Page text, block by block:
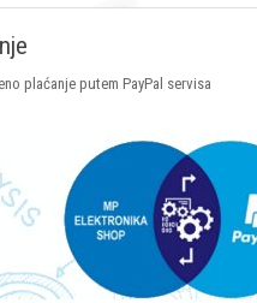
plaćanje putem PayPal servisa